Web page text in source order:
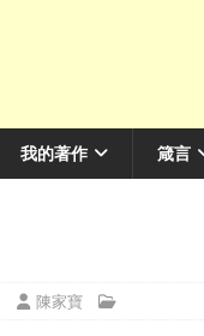
我的著作 箴言
陳家寶